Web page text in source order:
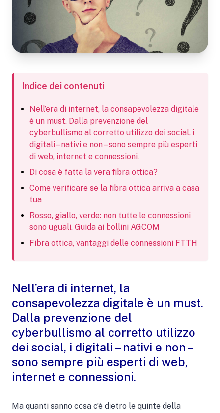
Indice dei contenuti
Nell’era di internet, la consapevolezza digitale
è un must. Dalla prevenzione del
cyberbullismo al corretto utilizzo dei social, i
digitali – nativi e non – sono sempre più esperti
di web, internet e connessioni.
Di cosa è fatta la vera fibra ottica?
Come verificare se la fibra ottica arriva a casa
tua
Rosso, giallo, verde: non tutte le connessioni
sono uguali. Guida ai bollini AGCOM
Fibra ottica, vantaggi delle connessioni FTTH
Nell’era di internet, la
consapevolezza digitale è un must.
Dalla prevenzione del
cyberbullismo al corretto utilizzo
dei social, i digitali – nativi e non –
sono sempre più esperti di web,
internet e connessioni.
Ma quanti sanno cosa c’è dietro le quinte della